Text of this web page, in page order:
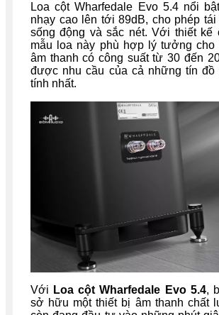
Loa cột Wharfedale Evo 5.4 nổi
nhạy cao lên tới 89dB, cho phép tái
sống động và sắc nét. Với thiết kế
mẫu loa này phù hợp lý tưởng cho
âm thanh có công suất từ 30 đến
được nhu cầu của cả những tín đồ
tính nhất.
Với Loa cột Wharfedale Evo 5.4,
sở hữu một thiết bị âm thanh chất